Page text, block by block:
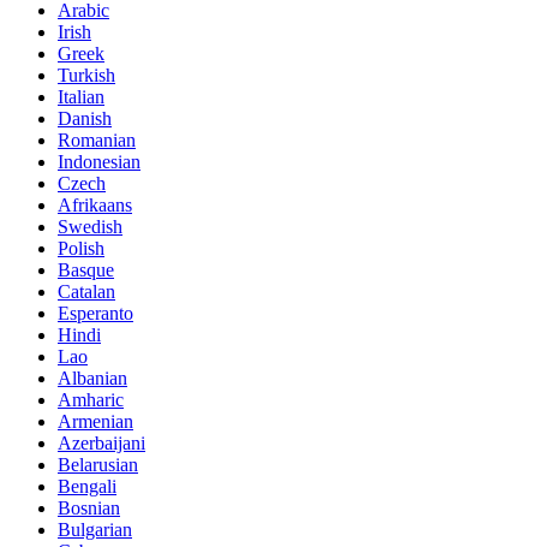
Arabic
Irish
Greek
Turkish
Italian
Danish
Romanian
Indonesian
Czech
Afrikaans
Swedish
Polish
Basque
Catalan
Esperanto
Hindi
Lao
Albanian
Amharic
Armenian
Azerbaijani
Belarusian
Bengali
Bosnian
Bulgarian